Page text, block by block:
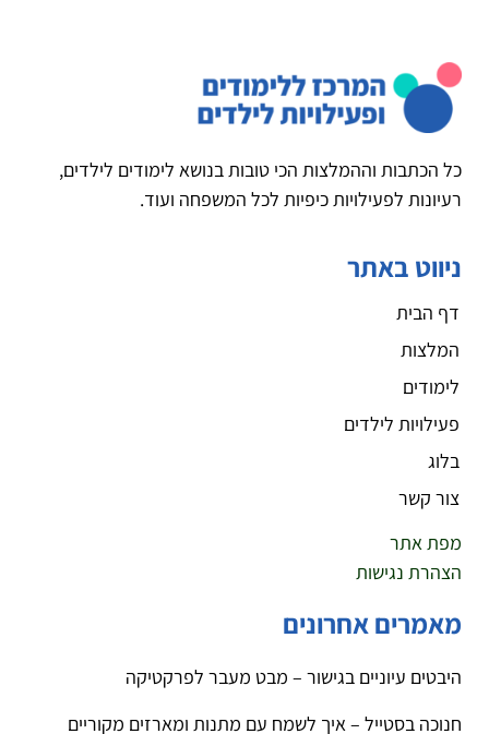
כל הכתבות וההמלצות הכי טובות בנושא לימודים לילדים,
רעיונות לפעילויות כיפיות לכל המשפחה ועוד.
ניווט באתר
דף הבית
המלצות
לימודים
פעילויות לילדים
בלוג
צור קשר
מפת אתר
הצהרת נגישות
מאמרים אחרונים
היבטים עיוניים בגישור – מבט מעבר לפרקטיקה
חנוכה בסטייל – איך לשמח עם מתנות ומארזים מקוריים